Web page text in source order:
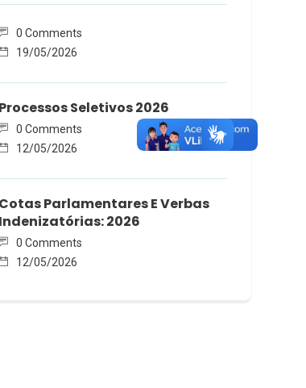
0 Comments
19/05/2026
Processos Seletivos 2026
0 Comments
12/05/2026
Cotas Parlamentares E Verbas
Indenizatórias: 2026
0 Comments
12/05/2026